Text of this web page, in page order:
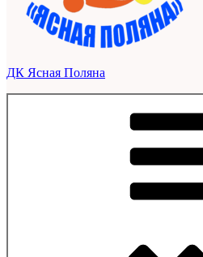
ДК Ясная Поляна